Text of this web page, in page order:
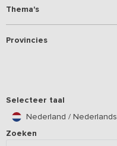
Thema's
Provincies
Selecteer taal
Nederland / Nederlands
Zoeken